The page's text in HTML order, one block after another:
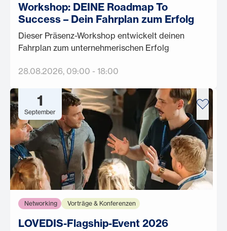
Workshop: DEINE Roadmap To
Success – Dein Fahrplan zum Erfolg
Dieser Präsenz-Workshop entwickelt deinen
Fahrplan zum unternehmerischen Erfolg
28.08.2026, 09:00 - 18:00
1
September
Networking Vorträge & Konferenzen
LOVEDIS-Flagship-Event 2026